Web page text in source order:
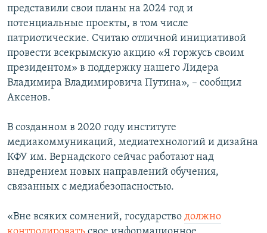
представили свои планы на 2024 год и
потенциальные проекты, в том числе
патриотические. Считаю отличной инициативой
провести всекрымскую акцию «Я горжусь своим
президентом» в поддержку нашего Лидера
Владимира Владимировича Путина», – сообщил
Аксенов.
В созданном в 2020 году институте
медиакоммуникаций, медиатехнологий и дизайна
КФУ им. Вернадского сейчас работают над
внедрением новых направлений обучения,
связанных с медиабезопасностью.
«Вне всяких сомнений, государство должно